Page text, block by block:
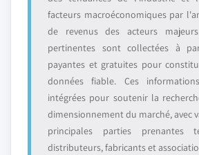
facteurs macroéconomiques par
de revenus des acteurs
pertinentes sont collectées à
payantes et gratuites pour
données fiable. Ces
intégrées pour soutenir la
dimensionnement du marché, avec
principales parties prenantes
distributeurs, fabricants et